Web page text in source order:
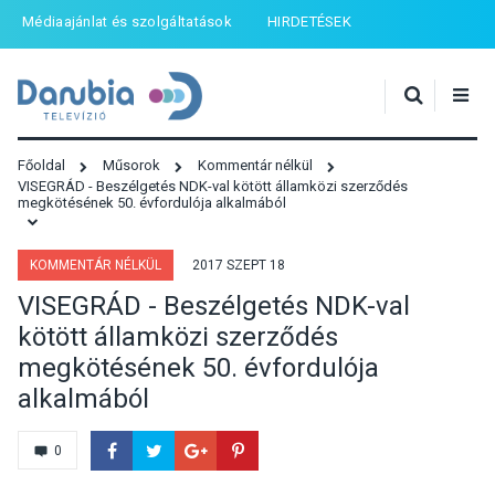
Médiaajánlat és szolgáltatások HIRDETÉSEK
Főoldal Műsorok
Kommentár nélkül
VISEGRÁD - Beszélgetés NDK-val kötött államközi szerződés
megkötésének 50. évfordulója alkalmából
KOMMENTÁR NÉLKÜL 2017 SZEPT 18
VISEGRÁD - Beszélgetés NDK-val
kötött államközi szerződés
megkötésének 50. évfordulója
alkalmából
0